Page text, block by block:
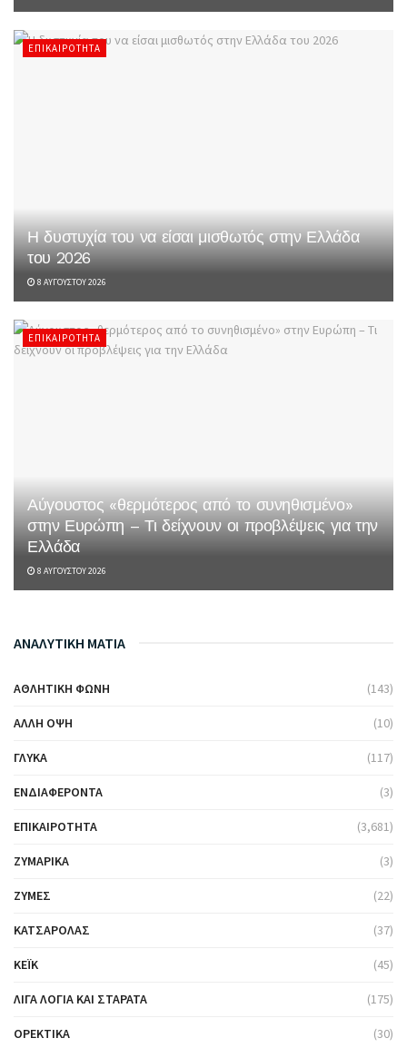
ΕΠΙΚΑΙΡΌΤΗΤΑ
Η δυστυχία του να είσαι μισθωτός στην Ελλάδα
του 2026
8 ΑΥΓΟΎΣΤΟΥ 2026
ΕΠΙΚΑΙΡΌΤΗΤΑ
Αύγουστος «θερμότερος από το συνηθισμένο»
στην Ευρώπη – Τι δείχνουν οι προβλέψεις για την
Ελλάδα
8 ΑΥΓΟΎΣΤΟΥ 2026
ΑΝΑΛΥΤΙΚΗ ΜΑΤΙΑ
ΑΘΛΗΤΙΚΉ ΦΩΝΉ (143)
ΆΛΛΗ ΌΨΗ (10)
ΓΛΥΚΆ (117)
ΕΝΔΙΑΦΈΡΟΝΤΑ (3)
ΕΠΙΚΑΙΡΌΤΗΤΑ (3,681)
ΖΥΜΑΡΙΚΆ (3)
ΖΎΜΕΣ (22)
ΚΑΤΣΑΡΌΛΑΣ (37)
ΚΈΙΚ (45)
ΛΊΓΑ ΛΌΓΙΑ ΚΑΙ ΣΤΑΡΆΤΑ (175)
ΟΡΕΚΤΙΚΆ (30)